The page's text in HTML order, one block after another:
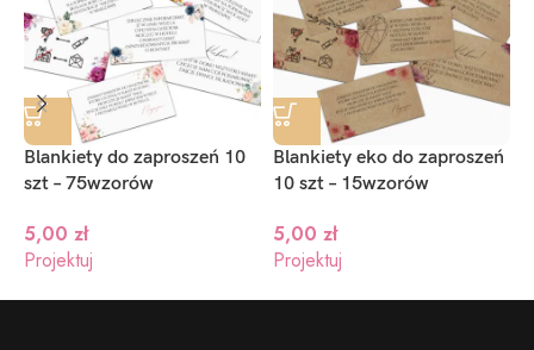
Blankiety do zaproszeń 10
szt – 75wzorów
5,00 zł
Projektuj
Blankiety eko do zaproszeń
10 szt – 15wzorów
5,00 zł
Projektuj